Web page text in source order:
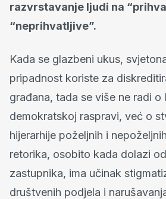
razvrstavanje ljudi na
“neprihvatljive”.
Kada se glazbeni ukus,
pripadnost koriste za
građana, tada se više ne radi o
demokratskoj raspravi, već o
hijerarhije poželjnih i
retorika, osobito kada dolazi
zastupnika, ima učinak
društvenih podjela i